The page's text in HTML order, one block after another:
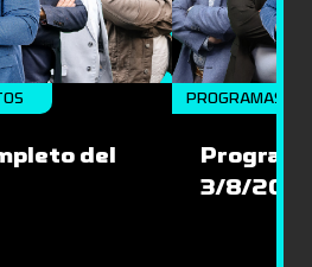
del
PROGRAMAS
3/8/